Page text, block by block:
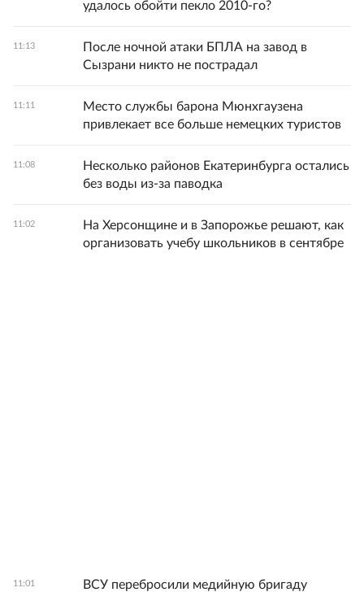
удалось обойти пекло 2010-го?
11:13
После ночной атаки БПЛА на завод в
Сызрани никто не пострадал
11:11
Место службы барона Мюнхгаузена
привлекает все больше немецких туристов
11:08
Несколько районов Екатеринбурга остались
без воды из-за паводка
11:02
На Херсонщине и в Запорожье решают, как
организовать учебу школьников в сентябре
11:01
ВСУ перебросили медийную бригаду